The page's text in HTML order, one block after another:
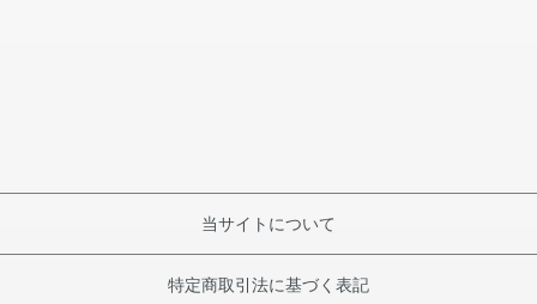
当サイトについて
特定商取引法に基づく表記